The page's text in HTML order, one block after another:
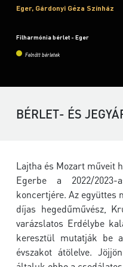
Eger, Gárdonyi Géza Színház
Filharmónia bérlet - Eger
Felnőtt bérletek
BÉRLET- ÉS
Lajtha és Mozart műveit
Egerbe a 2022/
koncertjére. Az együttes
díjas hegedűművész,
varázslatos Erdélybe
keresztül mutatják be
évszakot átölelve.